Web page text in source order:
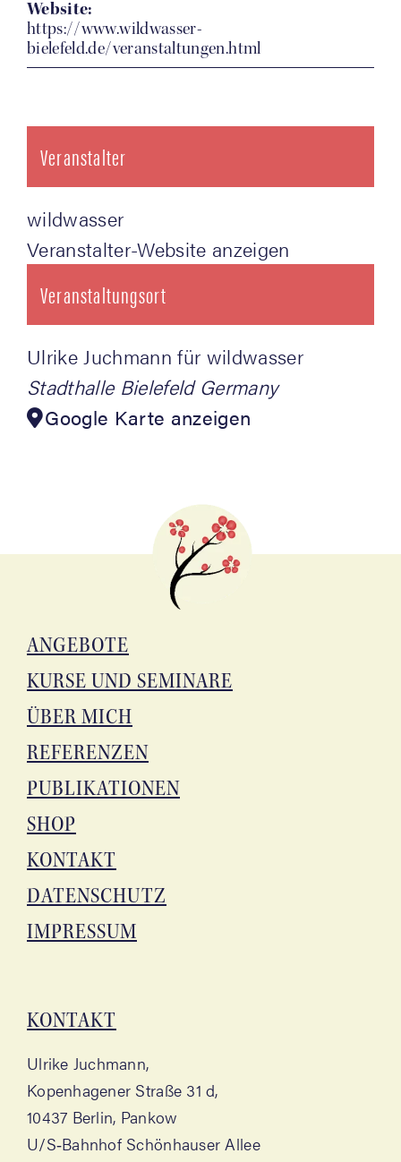
Website:
https://www.wildwasser-
bielefeld.de/veranstaltungen.html
Veranstaltungsort
Ulri­ke Juch­mann für wildwasser
Stadthalle Bielefeld Germany
Google Karte anzeigen
Veranstalter
wild­was­ser
Veranstalter-Website anzeigen
ANGE­BO­TE
KUR­SE UND SEMINARE
ÜBER MICH
REFE­REN­ZEN
PUBLI­KA­TIO­NEN
SHOP
KON­TAKT
DATEN­SCHUTZ
IMPRES­SUM
KON­TAKT
Ulri­ke Juchmann,
Kopen­ha­ge­ner Stra­ße 31 d,
10437 Ber­lin, Pankow
U/S‑Bahnhof Schön­hau­ser Allee